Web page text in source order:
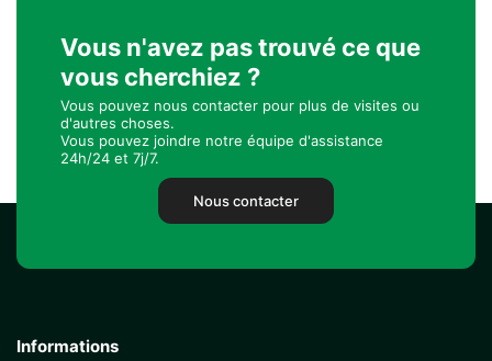
Vous n'avez pas trouvé ce que
vous cherchiez ?
Vous pouvez nous contacter pour plus de visites ou
d'autres choses.
Vous pouvez joindre notre équipe d'assistance
24h/24 et 7j/7.
Nous contacter
Informations